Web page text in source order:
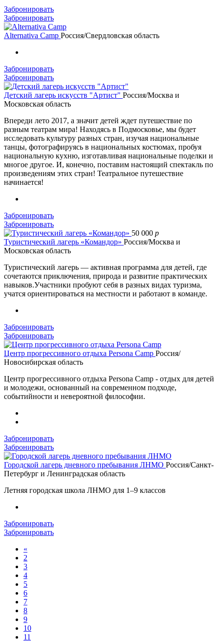
Забронировать
Забронировать
Alternativa Camp Россия/Свердловская область
Забронировать
Забронировать
Детский лагерь искусств "Артист" Россия/Москва и
Московская область
Впереди лето 2017, а значит детей ждет путешествие по
разным театрам мира! Находясь в Подмосковье, мы будет
исследовать культуру разных стран, изучая национальные
танцы, фотографируясь в национальных костюмах, пробуя
национальную кухню, изготавливая национальные поделки и
многое другое. И, конечно, поставим настоящий спектакль по
произведениям этих стран! Театральное путешествие
начинается!
Забронировать
Забронировать
50 000 p
Туристический лагерь «Командор» Россия/Москва и
Московская область
Туристический лагерь — активная программа для детей, где
сочетаются приключения, природа и развитие практических
навыков.Участники пробуют себя в разных видах туризма,
учатся ориентироваться на местности и работают в команде.
Забронировать
Забронировать
Центр прогрессивного отдыха Persona Camp Россия/
Новосибирская область
Центр прогрессивного отдыха Persona Camp - отдых для детей
и молодежи, основанный на современном подходе,
событийности и невероятной философии.
Забронировать
Забронировать
Городской лагерь дневного пребывания ЛНМО Россия/Санкт-
Петербург и Ленинградская область
Летняя городская школа ЛНМО для 1–9 классов
Забронировать
Забронировать
«
2
3
4
5
6
7
8
9
10
11